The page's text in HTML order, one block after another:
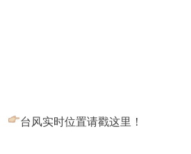
台风实时位置请戳这里！